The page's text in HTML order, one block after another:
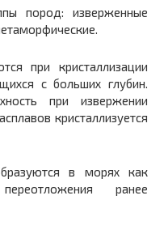
пород: изверженные
при кристаллизации
с больших глубин.
при извержении
кристаллизуется
в морях как
ранее